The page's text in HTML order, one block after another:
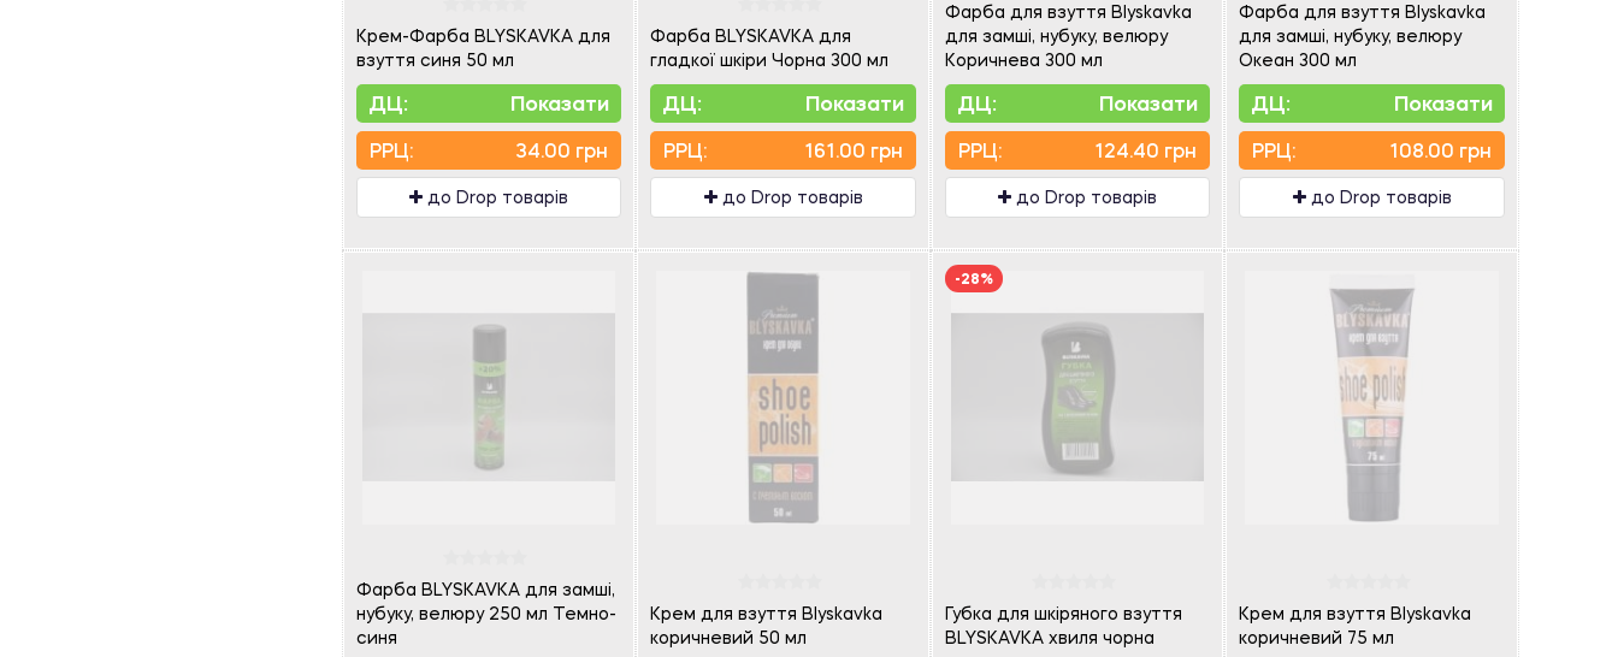
Крем-Фарба BLYSKAVKA для
взуття синя 50 мл
ДЦ: Показати
PPЦ: 34.00 грн
до Drop товарів
Фарба BLYSKAVKA для
гладкої шкіри Чорна 300 мл
ДЦ: Показати
PPЦ: 161.00 грн
до Drop товарів
Фарба для взуття Blyskavka
для замші, нубуку, велюру
Коричнева 300 мл
ДЦ: Показати
PPЦ: 124.40 грн
до Drop товарів
Фарба для взуття Blyskavka
для замші, нубуку, велюру
Океан 300 мл
ДЦ: Показати
PPЦ: 108.00 грн
до Drop товарів
Фарба BLYSKAVKA для замші,
нубуку, велюру 250 мл Темно-
синя
Крем для взуття Blyskavka
коричневий 50 мл
-28%
Губка для шкіряного взуття
BLYSKAVKA хвиля чорна
Крем для взуття Blyskavka
коричневий 75 мл